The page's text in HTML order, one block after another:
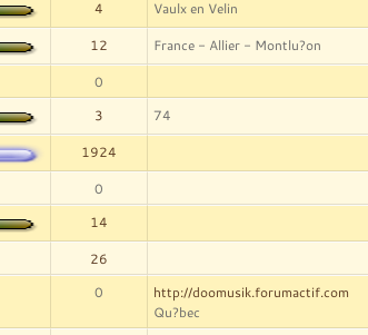
4 Vaulx en Velin
12 France - Allier - Montlu?on
0
3 74
1924
0
14
26
0
http://doomusik.forumactif.com
Qu?bec